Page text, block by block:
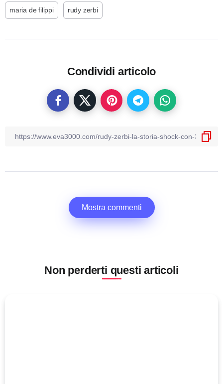
maria de filippi rudy zerbi
Condividi articolo
Mostra commenti
Non perderti questi articoli